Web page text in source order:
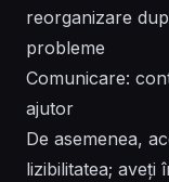
reorganizare
probleme
Comunicare:
ajutor
De asemenea,
lizibilitatea; aveți